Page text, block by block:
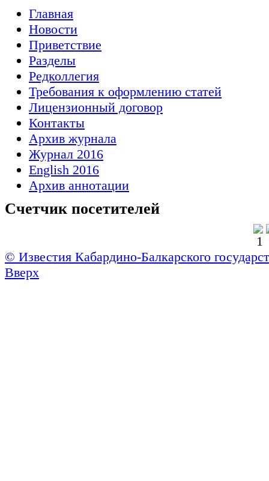
Главная
Новости
Приветствие
Разделы
Редколлегия
Требования к оформлению статей
Лицензионный договор
Контакты
Архив журнала
Журнал 2016
English 2016
Архив аннотации
Счетчик посетителей
© Известия Кабардино-Балкарского
Вверх